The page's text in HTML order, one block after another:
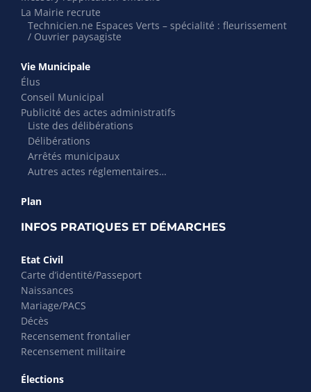
La Mairie recrute
Technicien.ne Espaces Verts – spécialité : fleurissement
/ Ouvrier paysagiste
Vie Municipale
Élus
Conseil Municipal
Publicité des actes administratifs
Liste des délibérations
Délibérations
Arrêtés municipaux
Autres actes réglementaires…
Plan
INFOS PRATIQUES ET DÉMARCHES
Etat Civil
Carte d’identité/Passeport
Naissances
Mariage/PACS
Décès
Recensement frontalier
Recensement militaire
Élections